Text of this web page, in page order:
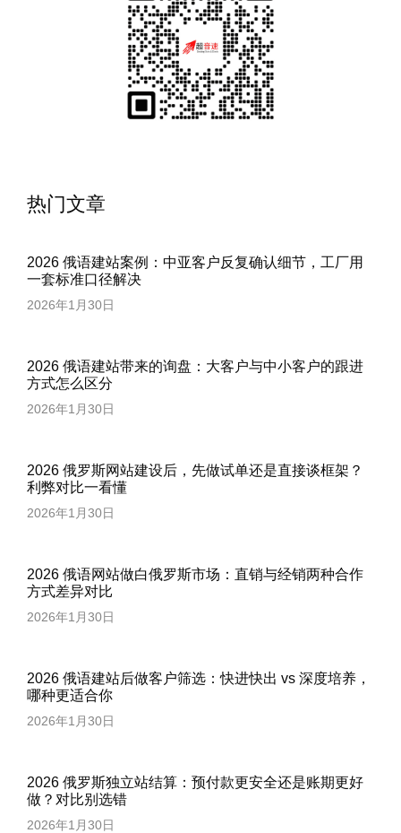
热门文章
2026 俄语建站案例：中亚客户反复确认细节，工厂用
一套标准口径解决
2026年1月30日
2026 俄语建站带来的询盘：大客户与中小客户的跟进
方式怎么区分
2026年1月30日
2026 俄罗斯网站建设后，先做试单还是直接谈框架？
利弊对比一看懂
2026年1月30日
2026 俄语网站做白俄罗斯市场：直销与经销两种合作
方式差异对比
2026年1月30日
2026 俄语建站后做客户筛选：快进快出 vs 深度培养，
哪种更适合你
2026年1月30日
2026 俄罗斯独立站结算：预付款更安全还是账期更好
做？对比别选错
2026年1月30日